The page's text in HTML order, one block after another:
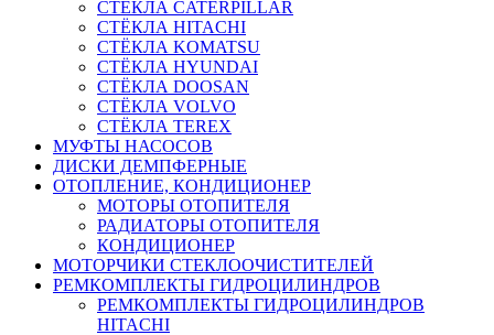
СТЁКЛА CATERPILLAR
СТЁКЛА HITACHI
СТЁКЛА KOMATSU
СТЁКЛА HYUNDAI
СТЁКЛА DOOSAN
СТЁКЛА VOLVO
СТЁКЛА TEREX
МУФТЫ НАСОСОВ
ДИСКИ ДЕМПФЕРНЫЕ
ОТОПЛЕНИЕ, КОНДИЦИОНЕР
МОТОРЫ ОТОПИТЕЛЯ
РАДИАТОРЫ ОТОПИТЕЛЯ
КОНДИЦИОНЕР
МОТОРЧИКИ СТЕКЛООЧИСТИТЕЛЕЙ
РЕМКОМПЛЕКТЫ ГИДРОЦИЛИНДРОВ
РЕМКОМПЛЕКТЫ ГИДРОЦИЛИНДРОВ
HITACHI